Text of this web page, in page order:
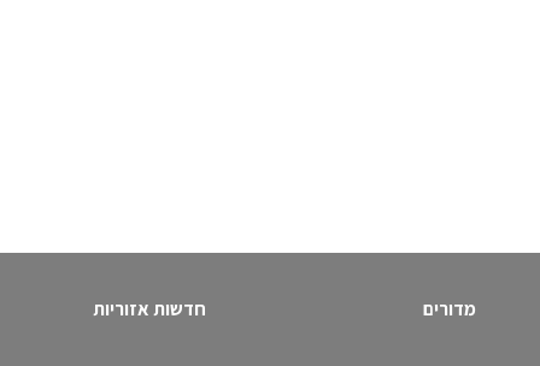
מדורים חדשות אזוריות